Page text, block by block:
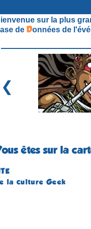
sur la plus
ase de Données de
❮
êtes sur la
la culture Geek